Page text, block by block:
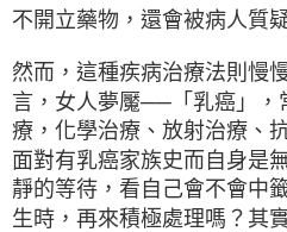
不開立藥物，還會被病人質
然而，這種疾病治療法則慢
言，女人夢魘──「乳癌」，
療，化學治療、放射治療、
面對有乳癌家族史而自身是
靜的等待，看自己會不會中
生時，再來積極處理嗎？其